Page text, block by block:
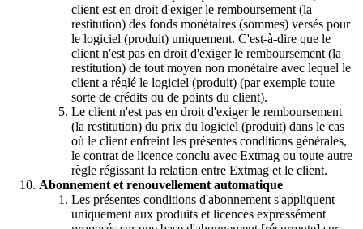
client est en droit d'exiger le remboursement (la
restitution) des fonds monétaires (sommes) versés pour
le logiciel (produit) uniquement. C'est-à-dire que le
client n'est pas en droit d'exiger le remboursement (la
restitution) de tout moyen non monétaire avec lequel le
client a réglé le logiciel (produit) (par exemple toute
sorte de crédits ou de points du client).
Le client n'est pas en droit d'exiger le remboursement
(la restitution) du prix du logiciel (produit) dans le cas
où le client enfreint les présentes conditions générales,
le contrat de licence conclu avec Extmag ou toute autre
règle régissant la relation entre Extmag et le client.
Abonnement et renouvellement automatique
Les présentes conditions d'abonnement s'appliquent
uniquement aux produits et licences expressément